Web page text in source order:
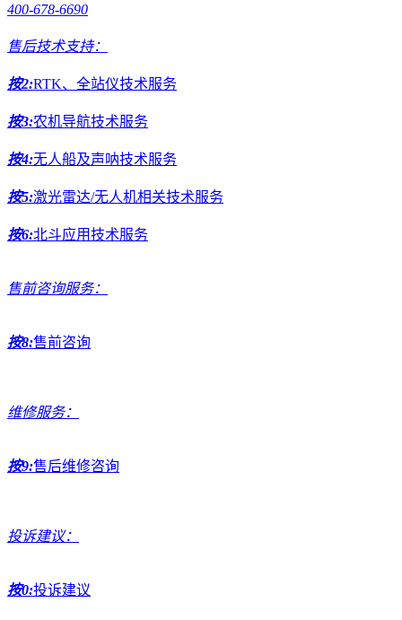
400-678-6690
售后技术支持：
按2:RTK、全站仪技术服务
按3:农机导航技术服务
按4:无人船及声呐技术服务
按5:激光雷达/无人机相关技术服务
按6:北斗应用技术服务
售前咨询服务：
按8:售前咨询
维修服务：
按9:售后维修咨询
投诉建议：
按0:投诉建议